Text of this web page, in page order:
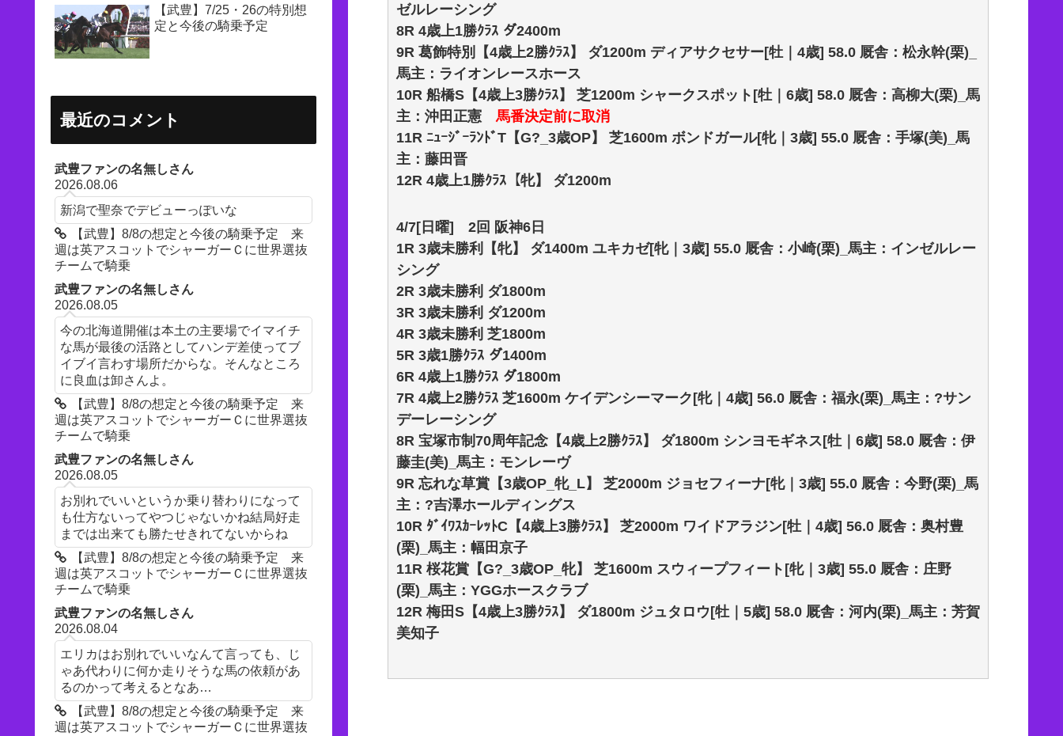
ゼルレーシング
8R 4歳上1勝ｸﾗｽ ダ2400m
9R 葛飾特別【4歳上2勝ｸﾗｽ】 ダ1200m ディアサクセサー[牡｜4歳] 58.0 厩舎：松永幹(栗)_
馬主：ライオンレースホース
10R 船橋S【4歳上3勝ｸﾗｽ】 芝1200m シャークスポット[牡｜6歳] 58.0 厩舎：高柳大(栗)_馬
主：沖田正憲 馬番決定前に取消
11R ﾆｭｰｼﾞｰﾗﾝﾄﾞT【G?_3歳OP】 芝1600m ボンドガール[牝｜3歳] 55.0 厩舎：手塚(美)_馬
主：藤田晋
12R 4歳上1勝ｸﾗｽ【牝】 ダ1200m
4/7[日曜] 2回 阪神6日
1R 3歳未勝利【牝】 ダ1400m ユキカゼ[牝｜3歳] 55.0 厩舎：小崎(栗)_馬主：インゼルレー
シング
2R 3歳未勝利 ダ1800m
3R 3歳未勝利 ダ1200m
4R 3歳未勝利 芝1800m
5R 3歳1勝ｸﾗｽ ダ1400m
6R 4歳上1勝ｸﾗｽ ダ1800m
7R 4歳上2勝ｸﾗｽ 芝1600m ケイデンシーマーク[牝｜4歳] 56.0 厩舎：福永(栗)_馬主：?サン
デーレーシング
8R 宝塚市制70周年記念【4歳上2勝ｸﾗｽ】 ダ1800m シンヨモギネス[牡｜6歳] 58.0 厩舎：伊
藤圭(美)_馬主：モンレーヴ
9R 忘れな草賞【3歳OP_牝_L】 芝2000m ジョセフィーナ[牝｜3歳] 55.0 厩舎：今野(栗)_馬
主：?吉澤ホールディングス
10R ﾀﾞｲﾜｽｶｰﾚｯﾄC【4歳上3勝ｸﾗｽ】 芝2000m ワイドアラジン[牡｜4歳] 56.0 厩舎：奥村豊
(栗)_馬主：幅田京子
11R 桜花賞【G?_3歳OP_牝】 芝1600m スウィープフィート[牝｜3歳] 55.0 厩舎：庄野
(栗)_馬主：YGGホースクラブ
12R 梅田S【4歳上3勝ｸﾗｽ】 ダ1800m ジュタロウ[牡｜5歳] 58.0 厩舎：河内(栗)_馬主：芳賀
美知子
【武豊】7/25・26の特別想
定と今後の騎乗予定
最近のコメント
武豊ファンの名無しさん
2026.08.06
新潟で聖奈でデビューっぽいな
【武豊】8/8の想定と今後の騎乗予定 来
週は英アスコットでシャーガーＣに世界選抜
チームで騎乗
武豊ファンの名無しさん
2026.08.05
今の北海道開催は本土の主要場でイマイチ
な馬が最後の活路としてハンデ差使ってブ
イブイ言わす場所だからな。そんなところ
に良血は卸さんよ。
【武豊】8/8の想定と今後の騎乗予定 来
週は英アスコットでシャーガーＣに世界選抜
チームで騎乗
武豊ファンの名無しさん
2026.08.05
お別れでいいというか乗り替わりになって
も仕方ないってやつじゃないかね結局好走
までは出来ても勝たせきれてないからね
【武豊】8/8の想定と今後の騎乗予定 来
週は英アスコットでシャーガーＣに世界選抜
チームで騎乗
武豊ファンの名無しさん
2026.08.04
エリカはお別れでいいなんて言っても、じ
ゃあ代わりに何か走りそうな馬の依頼があ
るのかって考えるとなあ…
【武豊】8/8の想定と今後の騎乗予定 来
週は英アスコットでシャーガーＣに世界選抜